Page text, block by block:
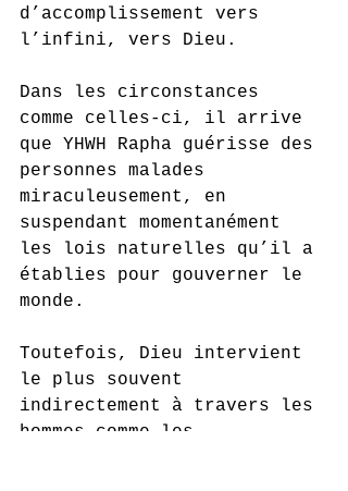
d’accomplissement vers
l’infini, vers Dieu.
Dans les circonstances
comme celles-ci, il arrive
que YHWH Rapha guérisse des
personnes malades
miraculeusement, en
suspendant momentanément
les lois naturelles qu’il a
établies pour gouverner le
monde.
Toutefois, Dieu intervient
le plus souvent
indirectement à travers les
hommes comme les